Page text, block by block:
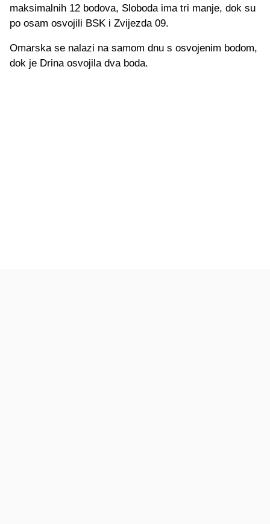
maksimalnih 12 bodova, Sloboda ima tri manje, dok su
po osam osvojili BSK i Zvijezda 09.
Omarska se nalazi na samom dnu s osvojenim bodom,
dok je Drina osvojila dva boda.